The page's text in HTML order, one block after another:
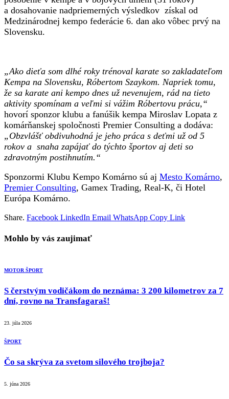
a dosahovanie nadpriemerných výsledkov získal od
Medzinárodnej kempo federácie 6. dan ako vôbec prvý na
Slovensku.
„Ako dieťa som dlhé roky trénoval karate so zakladateľom
Kempa na Slovensku, Róbertom Szaykom. Napriek tomu,
že sa karate ani kempo dnes už nevenujem, rád na tieto
aktivity spomínam a veľmi si vážim Róbertovu prácu,“
hovorí sponzor klubu a fanúšik kempa Miroslav Lopata z
komárňanskej spoločnosti Premier Consulting a dodáva:
„Obzvlášť obdivuhodná je jeho práca s deťmi už od 5
rokov a snaha zapájať do týchto športov aj deti so
zdravotným postihnutím.“
Sponzormi Klubu Kempo Komárno sú aj Mesto Komárno,
Premier Consulting, Gamex Trading, Real-K, či Hotel
Európa Komárno.
Share. Facebook LinkedIn Email WhatsApp Copy Link
Mohlo by vás zaujimať
MOTOR ŠPORT
S čerstvým vodičákom do neznáma: 3 200 kilometrov za 7
dní, rovno na Transfagaraš!
23. júla 2026
ŠPORT
Čo sa skrýva za svetom silového trojboja?
5. júna 2026